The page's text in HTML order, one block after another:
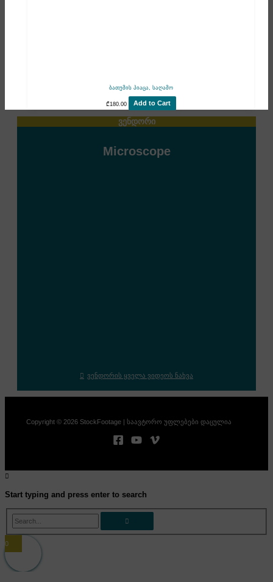
ბათუმის პიაცა, საღამო
₾180.00 Add to Cart
ვენდორი
Microscope
ვენდორის ყველა ვიდეოს ნახვა
Copyright © 2026 StockFootage | საავტორო უფლებები დაცულია
Start typing and press enter to search
Search...
0